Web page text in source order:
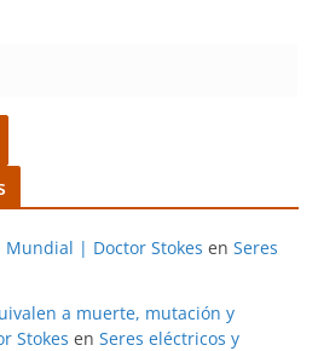
Mundial | Doctor Stokes en Seres
a muerte, mutación y
Stokes en Seres eléctricos y